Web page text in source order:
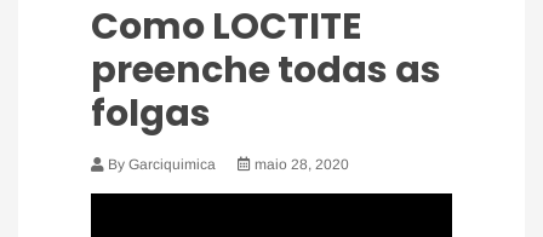
Como LOCTITE
preenche todas as
folgas
By Garciquimica maio 28, 2020